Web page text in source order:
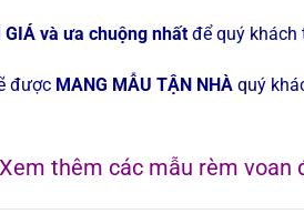
GIÁ và ưa chuộng nhất để quý khách
được MANG MẪU TẬN NHÀ quý
thêm các mẫu rèm voan